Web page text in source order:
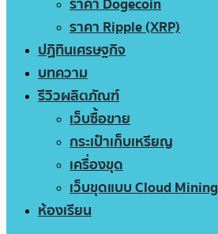
ราคา Ripple (XRP)
ปฏิทินเศรษฐกิจ
บทความ
รีวิวผลิตภัณฑ์
เว็บซื้อขาย
กระเป๋าเก็บเหรียญ
เครื่องขุด
เว็บขุดแบบ Cloud Mining
ห้องเรียน